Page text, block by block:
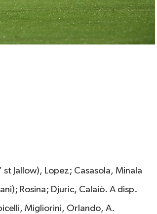
Jallow), Lopez; Casasola, Minala
Rosina; Djuric, Calaiò. A disp.
Migliorini, Orlando, A.